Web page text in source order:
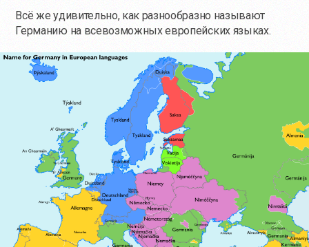
Всё же удивительно, как разнообразно называют
Германию на всевозможных европейских языках.